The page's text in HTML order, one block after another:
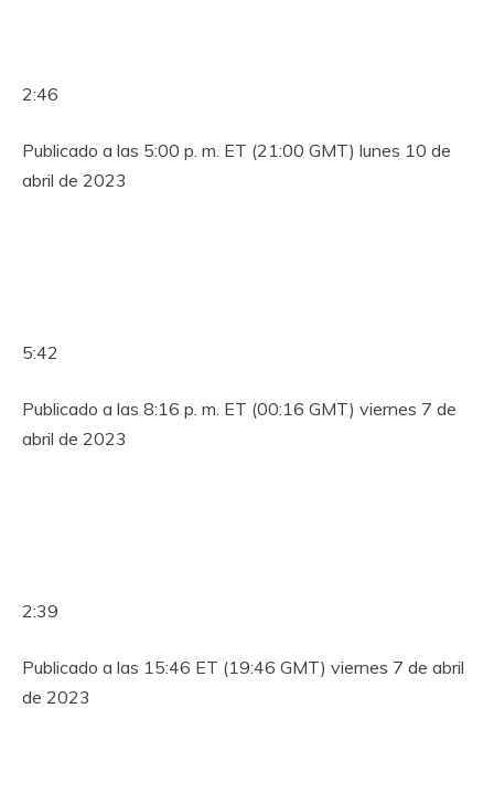
2:46
Publicado a las 5:00 p. m. ET (21:00 GMT) lunes 10 de
abril de 2023
5:42
Publicado a las 8:16 p. m. ET (00:16 GMT) viernes 7 de
abril de 2023
2:39
Publicado a las 15:46 ET (19:46 GMT) viernes 7 de abril
de 2023